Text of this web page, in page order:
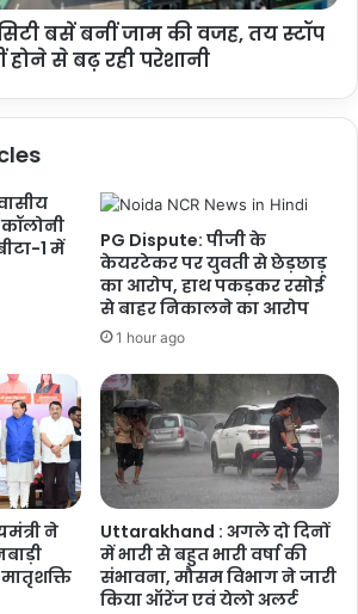
बसें बनीं जाम की वजह, तय स्टॉप
होने से बढ़ रही परेशानी
1 में
PG Dispute: पीजी के
केयरटेकर पर युवती से छेड़छाड़
का आरोप, हाथ पकड़कर रसोई
से बाहर निकालने का आरोप
1 hour ago
ने
Uttarakhand : अगले दो दिनों
में भारी से बहुत भारी वर्षा की
संभावना, मौसम विभाग ने जारी
किया ऑरेंज एवं येलो अलर्ट